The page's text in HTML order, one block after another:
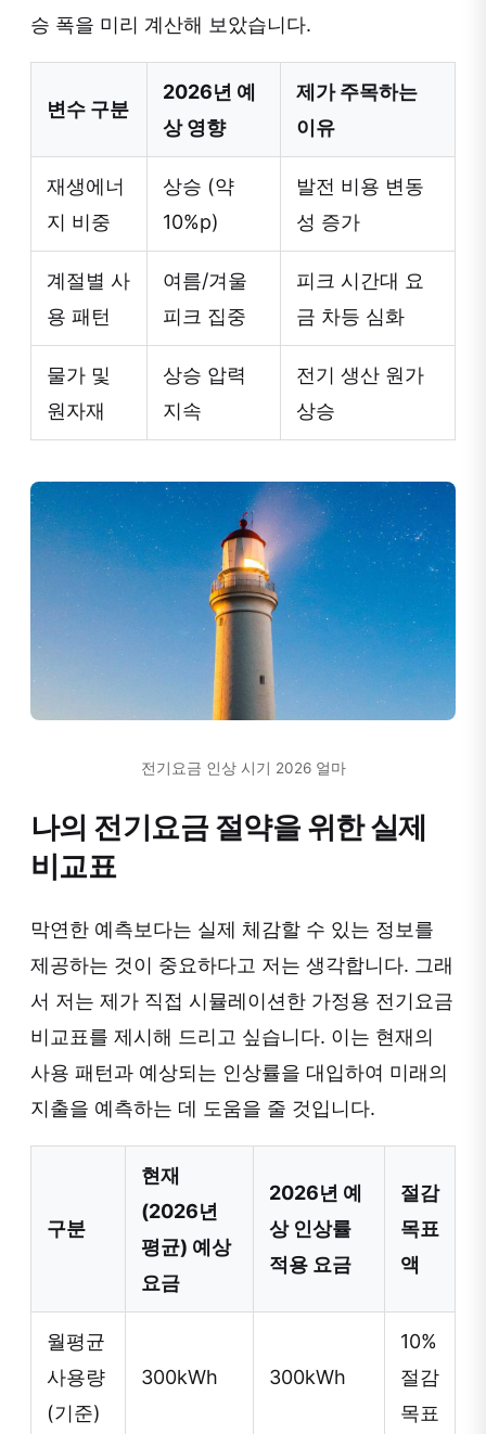
승 폭을 미리 계산해 보았습니다.
변수 구분
2026년 예
상 영향
제가 주목하는
이유
재생에너
지 비중
상승 (약
10%p)
발전 비용 변동
성 증가
계절별 사
용 패턴
여름/겨울
피크 집중
피크 시간대 요
금 차등 심화
물가 및
원자재
상승 압력
지속
전기 생산 원가
상승
전기요금 인상 시기 2026 얼마
나의 전기요금 절약을 위한 실제
비교표
막연한 예측보다는 실제 체감할 수 있는 정보를
제공하는 것이 중요하다고 저는 생각합니다. 그래
서 저는 제가 직접 시뮬레이션한 가정용 전기요금
비교표를 제시해 드리고 싶습니다. 이는 현재의
사용 패턴과 예상되는 인상률을 대입하여 미래의
지출을 예측하는 데 도움을 줄 것입니다.
구분
현재
(2026년
평균) 예상
요금
2026년 예
상 인상률
적용 요금
절감
목표
액
월평균
사용량
(기준)
300kWh 300kWh
10%
절감
목표